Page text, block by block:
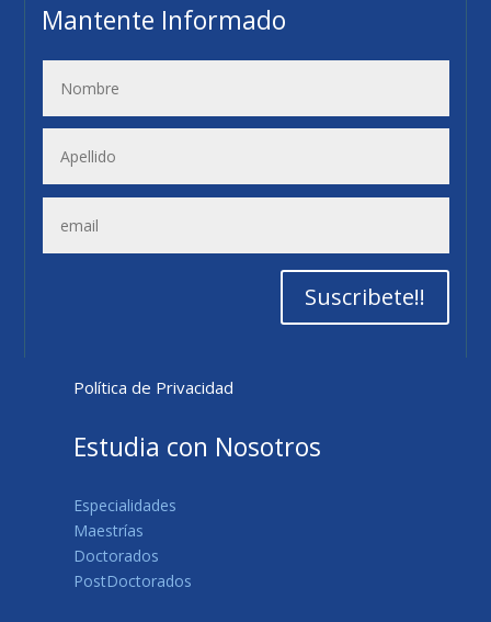
Mantente Informado
Suscribete!!
Política de Privacidad
Estudia con Nosotros
Especialidades
Maestrías
Doctorados
PostDoctorados